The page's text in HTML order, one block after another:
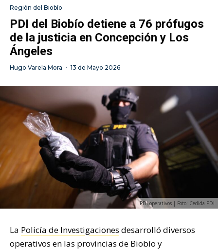
Región del Biobío
PDI del Biobío detiene a 76 prófugos
de la justicia en Concepción y Los
Ángeles
Hugo Varela Mora · 13 de Mayo 2026
PDI operativos | Foto: Cedida PDI
La Policía de Investigaciones desarrolló diversos
operativos en las provincias de Biobío y